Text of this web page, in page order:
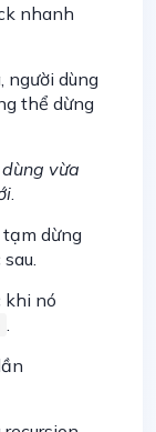
nhanh
người dùng
thể dừng
vừa
tạm dừng
khi nó